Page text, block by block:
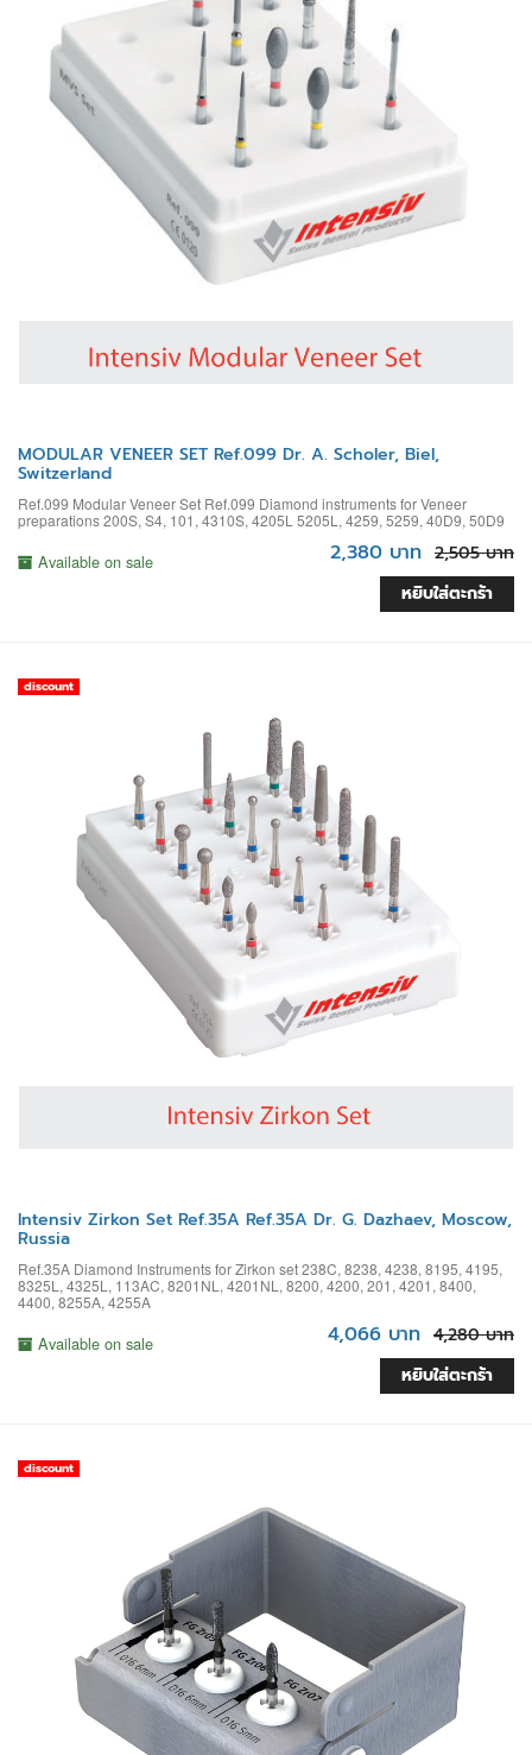
MODULAR VENEER SET Ref.099 Dr. A. Scholer, Biel,
Switzerland
Ref.099 Modular Veneer Set Ref.099 Diamond instruments for Veneer
preparations 200S, S4, 101, 4310S, 4205L 5205L, 4259, 5259, 40D9, 50D9
Available on sale 2,380 บาท 2,505 บาท
หยิบใส่ตะกร้า
discount
Intensiv Zirkon Set Ref.35A Ref.35A Dr. G. Dazhaev, Moscow,
Russia
Ref.35A Diamond Instruments for Zirkon set 238C, 8238, 4238, 8195, 4195,
8325L, 4325L, 113AC, 8201NL, 4201NL, 8200, 4200, 201, 4201, 8400,
4400, 8255A, 4255A
Available on sale 4,066 บาท 4,280 บาท
หยิบใส่ตะกร้า
discount